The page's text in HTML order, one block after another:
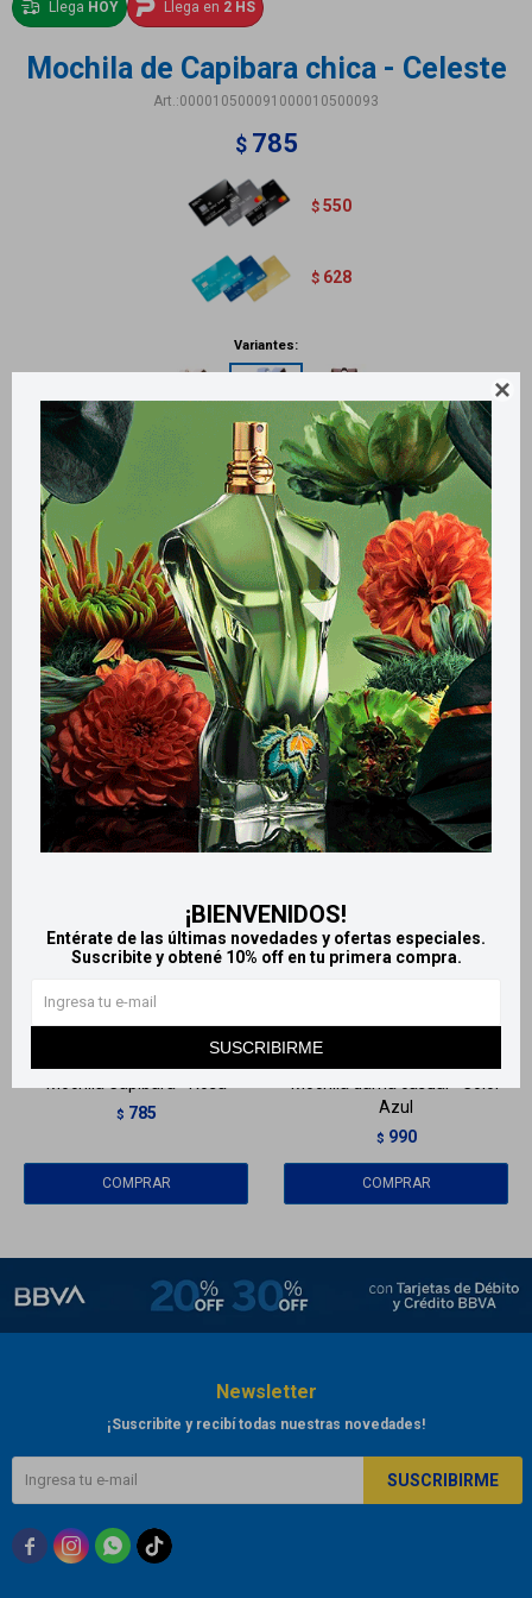

¡BIENVENIDOS!
Entérate de las últimas novedades y ofertas especiales.
Suscribite y obtené 10% off en tu primera compra.
SUSCRIBIRME
Llega HOY Llega en 2 HS
Mochila de Capibara chica - Celeste
000010500091000010500093
$ 785
$ 550
$ 628
Variantes:
Métodos y costos de envío
Retiros gratuitos en tiendas
Productos que te pueden interesar
Llega en2 HS
$ 785
Llega en2 HS
Azul
$ 990
Newsletter
¡Suscribite y recibí todas nuestras novedades!
SUSCRIBIRME
  